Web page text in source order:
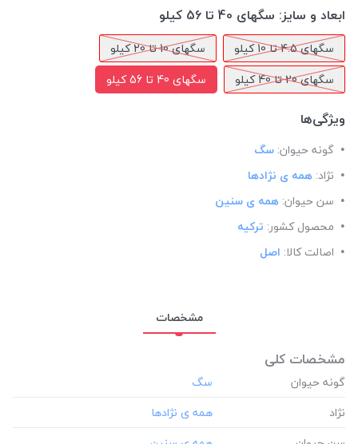
ابعاد و سایز: سگهای 40 تا 56 کیلو
سگهای 4.5 تا 10 کیلو
سگهای 10 تا 20 کیلو
سگهای 20 تا 40 کیلو
سگهای 40 تا 56 کیلو
ویژگی‌ها
گونه حیوان: سگ
نژاد: همه ی نژادها
سن حیوان: همه ی سنین
محصول کشور: ترکیه
اصالت کالا: اصل
مشخصات
مشخصات کلی
گونه حیوان
نژاد